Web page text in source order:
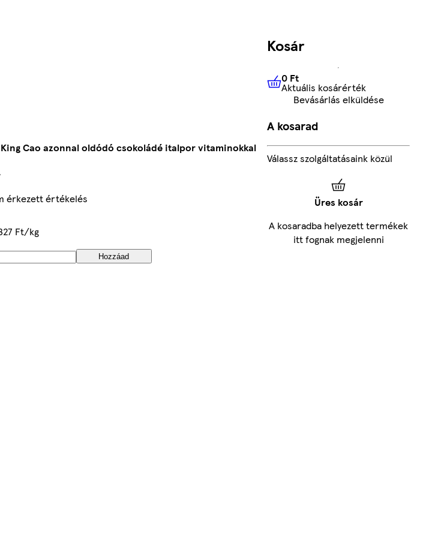
Cao azonnal oldódó csokoládé italpor vitaminokkal
érkezett értékelés
Ft/kg
Hozzáad
Kosár
0 FtAktuális kosárérték
0 Ft
Aktuális kosárérték
Bevásárlás elküldése
A kosarad
Válassz szolgáltatásaink közül
Üres kosár
A kosaradba helyezett termékek
itt fognak megjelenni